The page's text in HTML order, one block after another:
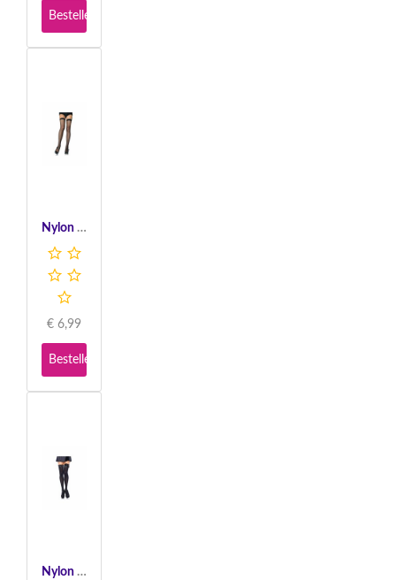
Bestellen
Nylon Fishnet Thigh Highs - Black
€ 6,99
Bestellen
Nylon Thigh Highs With Bow - Black